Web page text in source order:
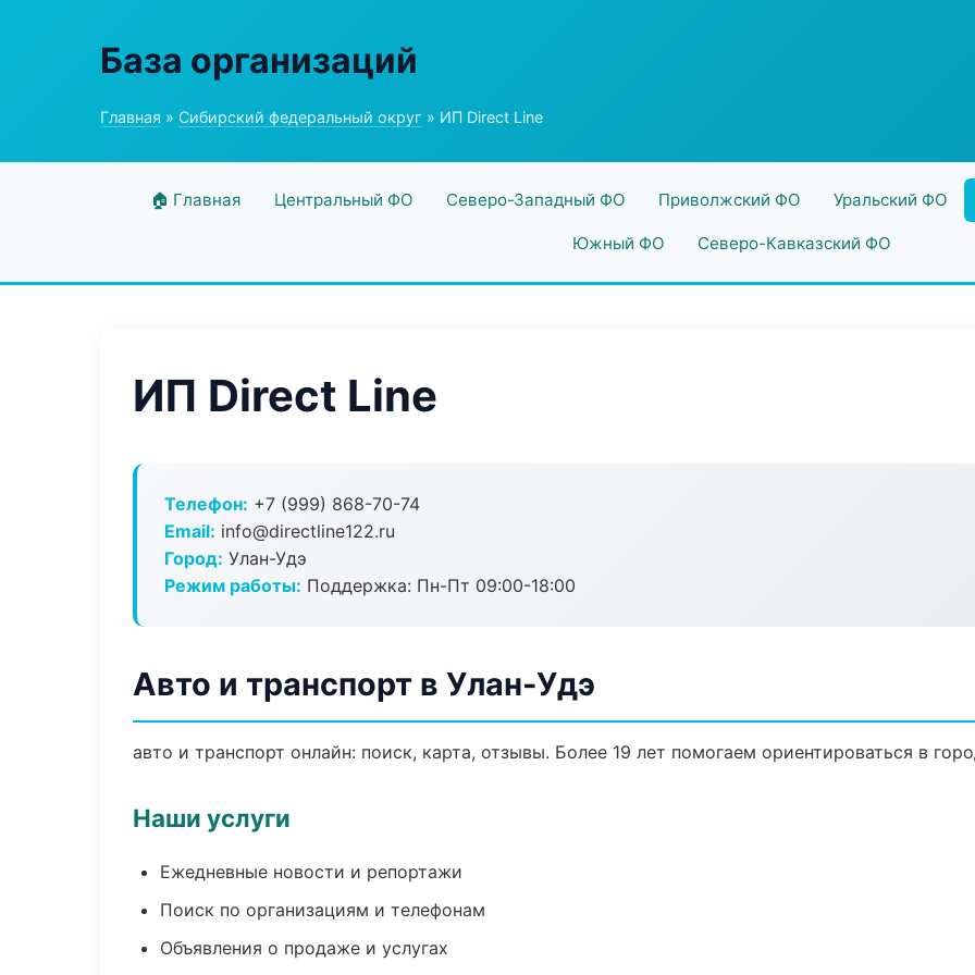
База организаций
Главная » Сибирский федеральный округ » ИП Direct Line
🏠 Главная Центральный ФО Северо-Западный ФО Приволжский ФО Уральский ФО
Южный ФО Северо-Кавказский ФО
ИП Direct Line
Телефон: +7 (999) 868-70-74
Email: info@directline122.ru
Город: Улан-Удэ
Режим работы: Поддержка: Пн-Пт 09:00-18:00
Авто и транспорт в Улан-Удэ
авто и транспорт онлайн: поиск, карта, отзывы. Более 19 лет помогаем ориентироваться в
Наши услуги
Ежедневные новости и репортажи
Поиск по организациям и телефонам
Объявления о продаже и услугах